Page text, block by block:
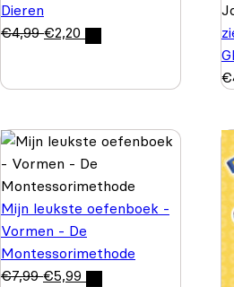
Dieren
€4,99 €2,20
€
Mijn leukste oefenboek -
Vormen - De
Montessorimethode
€7,99 €5,99